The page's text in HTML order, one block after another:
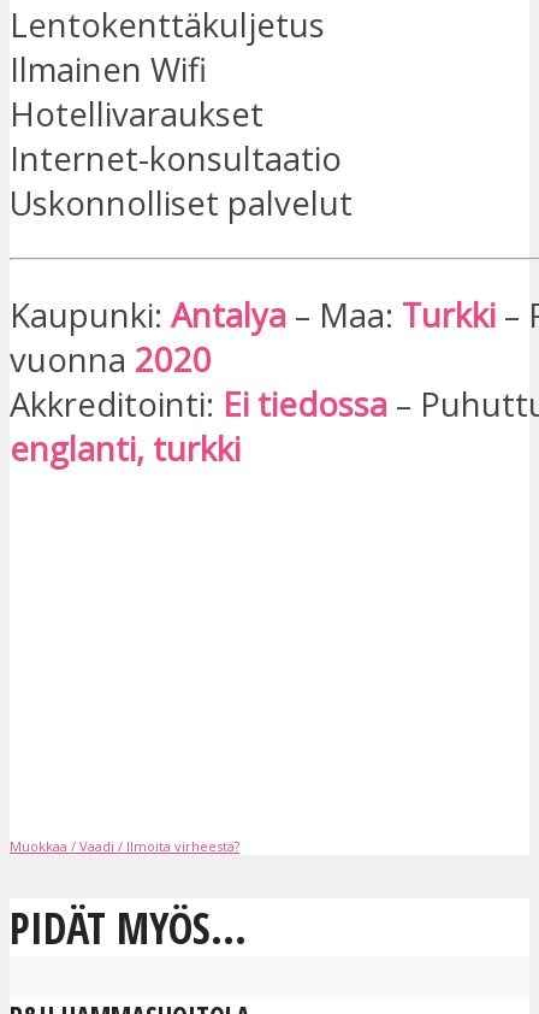
Lentokenttäkuljetus
Ilmainen Wifi
Hotellivaraukset
Internet-konsultaatio
Uskonnolliset palvelut
Kaupunki: Antalya – Maa: Turkki –
vuonna 2020
Akkreditointi: Ei tiedossa –
englanti, turkki
Muokkaa / Vaadi / Ilmoita virheestä?
PIDÄT MYÖS...